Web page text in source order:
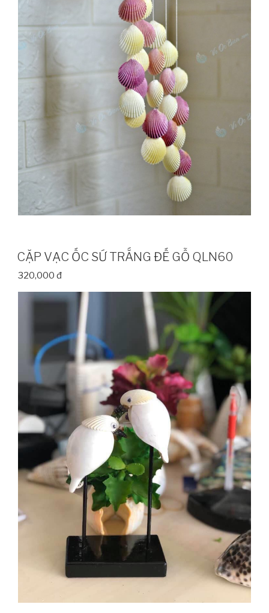
CẶP VẠC ỐC SỨ TRẮNG ĐẾ GỖ QLN60
320,000 đ